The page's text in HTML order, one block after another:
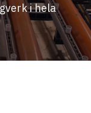
i hela